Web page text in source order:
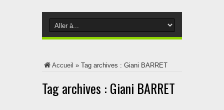
Accueil » Tag archives : Giani BARRET
Tag archives : Giani BARRET